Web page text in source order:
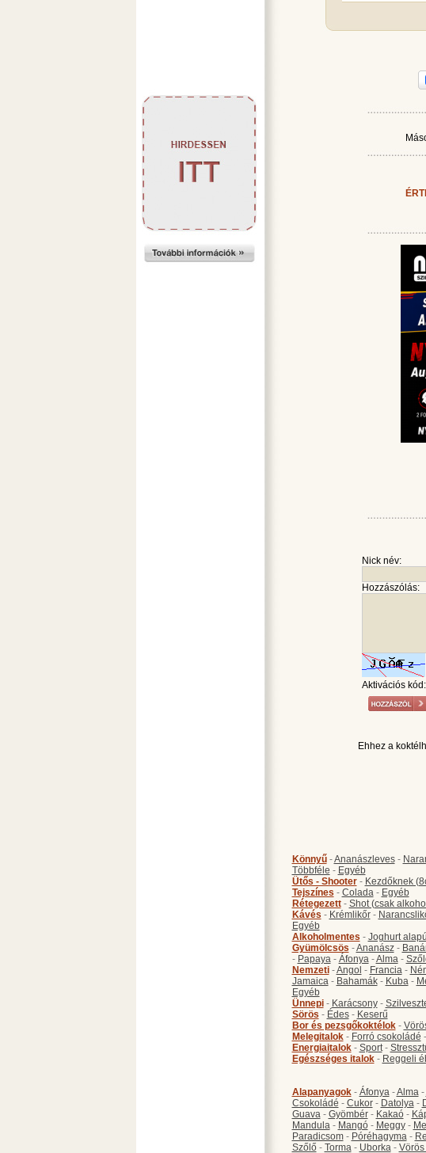
Nick név:
Hozzászólás:
Aktivációs kód:
Ehhez a
Könnyű-Ananászleves-
Többféle - Egyéb
Ütős - Shooter- Kezdőknek
Tejszínes - Colada- Egyéb
Rétegezett- Shot (csak
Kávés - Krémlikőr-
Egyéb
Alkoholmentes - Joghurt alapú
Gyümölcsös -Ananász-
- Papaya- Áfonya-Alma-
Nemzeti-Angol - Francia-
Jamaica- Bahamák- Kuba-
Egyéb
Ünnepi- Karácsony-
Sörös - Édes- Keserű
Bor és pezsgőkoktélok-
Melegitalok- Forró csokoládé -
Energiaitalok- Sport-
Egészséges italok- Reggeli
Alapanyagok- Áfonya-Alma-
Csokoládé - Cukor- Datolya-
Guava- Gyömbér- Kakaó-
Mandula- Mangó- Meggy-
Paradicsom- Póréhagyma-
Szőlő- Torma- Uborka-